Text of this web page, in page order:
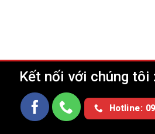
Kết nối với chúng tôi :
Hotline: